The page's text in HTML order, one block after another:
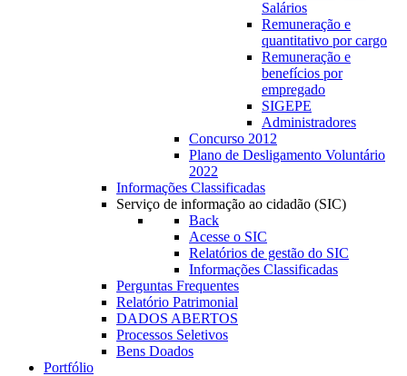
Salários
Remuneração e
quantitativo por cargo
Remuneração e
benefícios por
empregado
SIGEPE
Administradores
Concurso 2012
Plano de Desligamento Voluntário
2022
Informações Classificadas
Serviço de informação ao cidadão (SIC)
Back
Acesse o SIC
Relatórios de gestão do SIC
Informações Classificadas
Perguntas Frequentes
Relatório Patrimonial
DADOS ABERTOS
Processos Seletivos
Bens Doados
Portfólio